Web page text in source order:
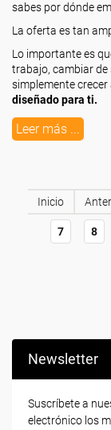
sabes por dónde
La oferta es tan
Lo importante es
trabajo, cambiar de
simplemente
diseñado para ti.
Leer más ...
Inicio
7 8
Newsletter
Suscríbete a
electrónico los